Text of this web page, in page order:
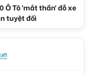
Ô Tô 'mắt thần' đỗ xe
tuyệt đối